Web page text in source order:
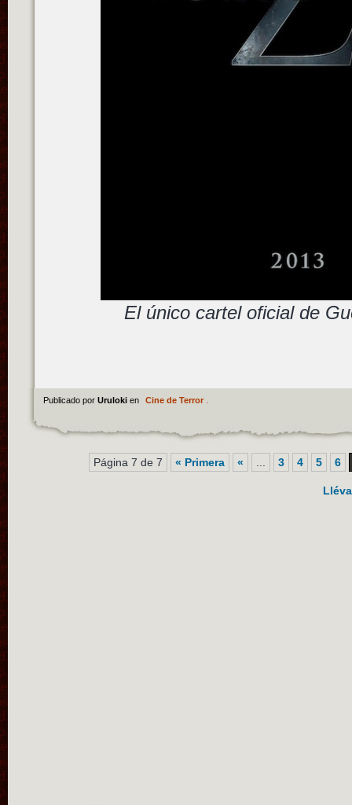
El único cartel oficial de
Publicado por Uruloki en Cine de Terror.
Página 7 de 7 « Primera « ... 3 4 5 6